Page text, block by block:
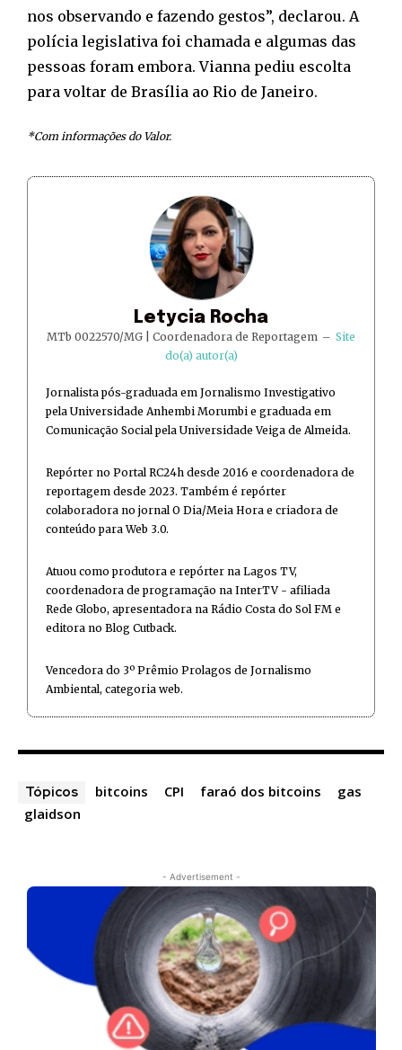
nos observando e fazendo gestos”, declarou. A
polícia legislativa foi chamada e algumas das
pessoas foram embora. Vianna pediu escolta
para voltar de Brasília ao Rio de Janeiro.
*Com informações do Valor.
Letycia Rocha
MTb 0022570/MG | Coordenadora de Reportagem – Site
do(a) autor(a)
Jornalista pós-graduada em Jornalismo Investigativo
pela Universidade Anhembi Morumbi e graduada em
Comunicação Social pela Universidade Veiga de Almeida.
Repórter no Portal RC24h desde 2016 e coordenadora de
reportagem desde 2023. Também é repórter
colaboradora no jornal O Dia/Meia Hora e criadora de
conteúdo para Web 3.0.
Atuou como produtora e repórter na Lagos TV,
coordenadora de programação na InterTV - afiliada
Rede Globo, apresentadora na Rádio Costa do Sol FM e
editora no Blog Cutback.
Vencedora do 3º Prêmio Prolagos de Jornalismo
Ambiental, categoria web.
Tópicos bitcoins CPI faraó dos bitcoins
gas
glaidson
- Advertisement -